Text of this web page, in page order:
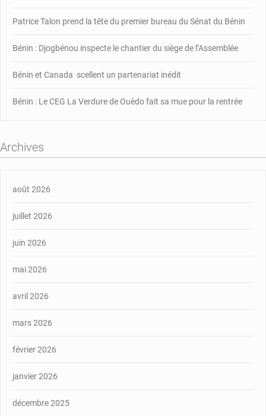
Patrice Talon prend la tête du premier bureau du Sénat du Bénin
Bénin : Djogbénou inspecte le chantier du siège de l’Assemblée
Bénin et Canada scellent un partenariat inédit
Bénin : Le CEG La Verdure de Ouèdo fait sa mue pour la rentrée
Archives
août 2026
juillet 2026
juin 2026
mai 2026
avril 2026
mars 2026
février 2026
janvier 2026
décembre 2025